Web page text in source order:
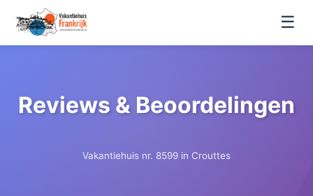
☰
Reviews & Beoordelingen
Vakantiehuis nr. 8599 in Crouttes